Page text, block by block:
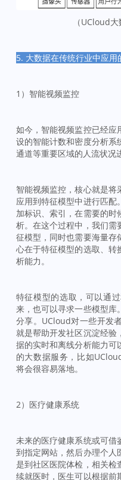
（UCloud
5. 大数据在传统行业中应用
1）智能视频监控
如今，智能视频监控已经应
设的智能计数和密度分析系
通道等重要区域的人流状况
智能视频监控，核心就是将
应用到特征模型中进行匹
加标识、索引，在需要的时
析。在这个过程中，我们需
征模型，同时也需要海量存
心在于特征模型的选取、转
析能力。
特征模型的选取，可以通
来，也可以寻求一些模型库
分享。UCloud对一些开发
就是帮助开发社区沉淀经验
据的实时和离线分析能力可
的大数据服务，比如
将会很容易落地。
2）医疗健康系统
未来的医疗健康系统或可借
到指定网站，然后办理个人
是到社区医院体检，相关检
续就医时，医生可以根据前